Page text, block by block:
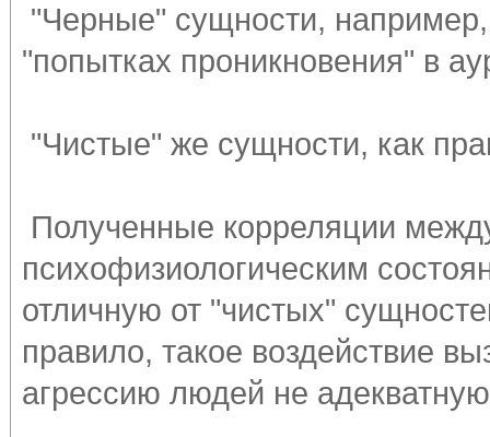
"Черные" сущности,
"попытках проникновения" в
"Чистые" же сущности, как
Полученные корреляции
психофизиологическим
отличную от "чистых"
правило, такое воздействие
агрессию людей не